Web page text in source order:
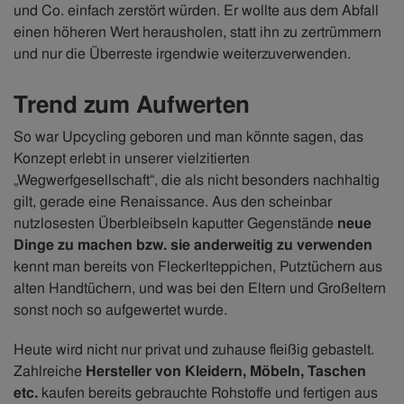
und Co. einfach zerstört würden. Er wollte aus dem Abfall
einen höheren Wert herausholen, statt ihn zu zertrümmern
und nur die Überreste irgendwie weiterzuverwenden.
Trend zum Aufwerten
So war Upcycling geboren und man könnte sagen, das
Konzept erlebt in unserer vielzitierten
„Wegwerfgesellschaft“, die als nicht besonders nachhaltig
gilt, gerade eine Renaissance. Aus den scheinbar
nutzlosesten Überbleibseln kaputter Gegenstände neue
Dinge zu machen bzw. sie anderweitig zu verwenden
kennt man bereits von Fleckerlteppichen, Putztüchern aus
alten Handtüchern, und was bei den Eltern und Großeltern
sonst noch so aufgewertet wurde.
Heute wird nicht nur privat und zuhause fleißig gebastelt.
Zahlreiche Hersteller von Kleidern, Möbeln, Taschen
etc. kaufen bereits gebrauchte Rohstoffe und fertigen aus